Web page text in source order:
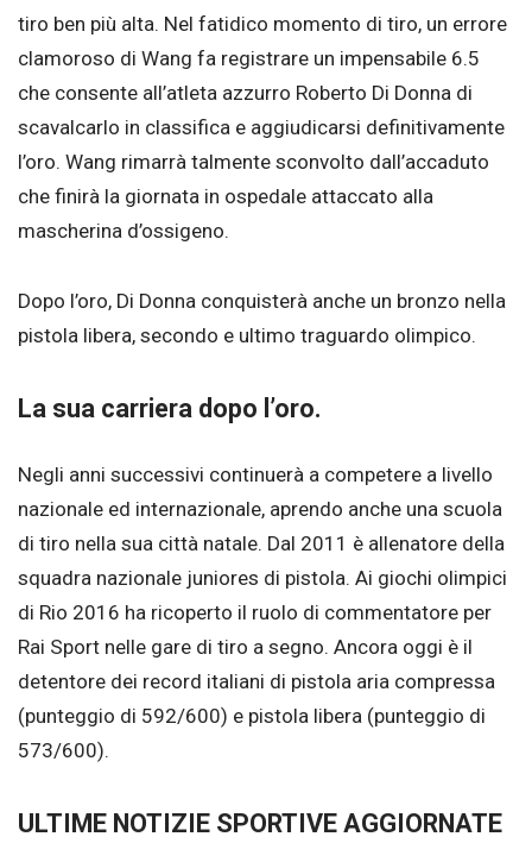
tiro ben più alta. Nel fatidico momento di tiro, un errore
clamoroso di Wang fa registrare un impensabile 6.5
che consente all’atleta azzurro Roberto Di Donna di
scavalcarlo in classifica e aggiudicarsi definitivamente
l’oro. Wang rimarrà talmente sconvolto dall’accaduto
che finirà la giornata in ospedale attaccato alla
mascherina d’ossigeno.
Dopo l’oro, Di Donna conquisterà anche un bronzo nella
pistola libera, secondo e ultimo traguardo olimpico.
La sua carriera dopo l’oro.
Negli anni successivi continuerà a competere a livello
nazionale ed internazionale, aprendo anche una scuola
di tiro nella sua città natale. Dal 2011 è allenatore della
squadra nazionale juniores di pistola. Ai giochi olimpici
di Rio 2016 ha ricoperto il ruolo di commentatore per
Rai Sport nelle gare di tiro a segno. Ancora oggi è il
detentore dei record italiani di pistola aria compressa
(punteggio di 592/600) e pistola libera (punteggio di
573/600).
ULTIME NOTIZIE SPORTIVE AGGIORNATE